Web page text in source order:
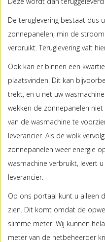
De teruglevering bestaat dus
zonnepanelen, min de
verbruikt. Teruglevering valt
Ook kan er binnen een
plaatsvinden. Dit kan
trekt, en u net uw
wekken de zonnepanelen
van de wasmachine te
leverancier. Als de wolk
zonnepanelen weer energie
wasmachine verbruikt, levert
leverancier.
Op ons portaal kunt u alleen
zien. Dit komt omdat de
slimme meter. Wij kunnen
meter van de netbeheerder